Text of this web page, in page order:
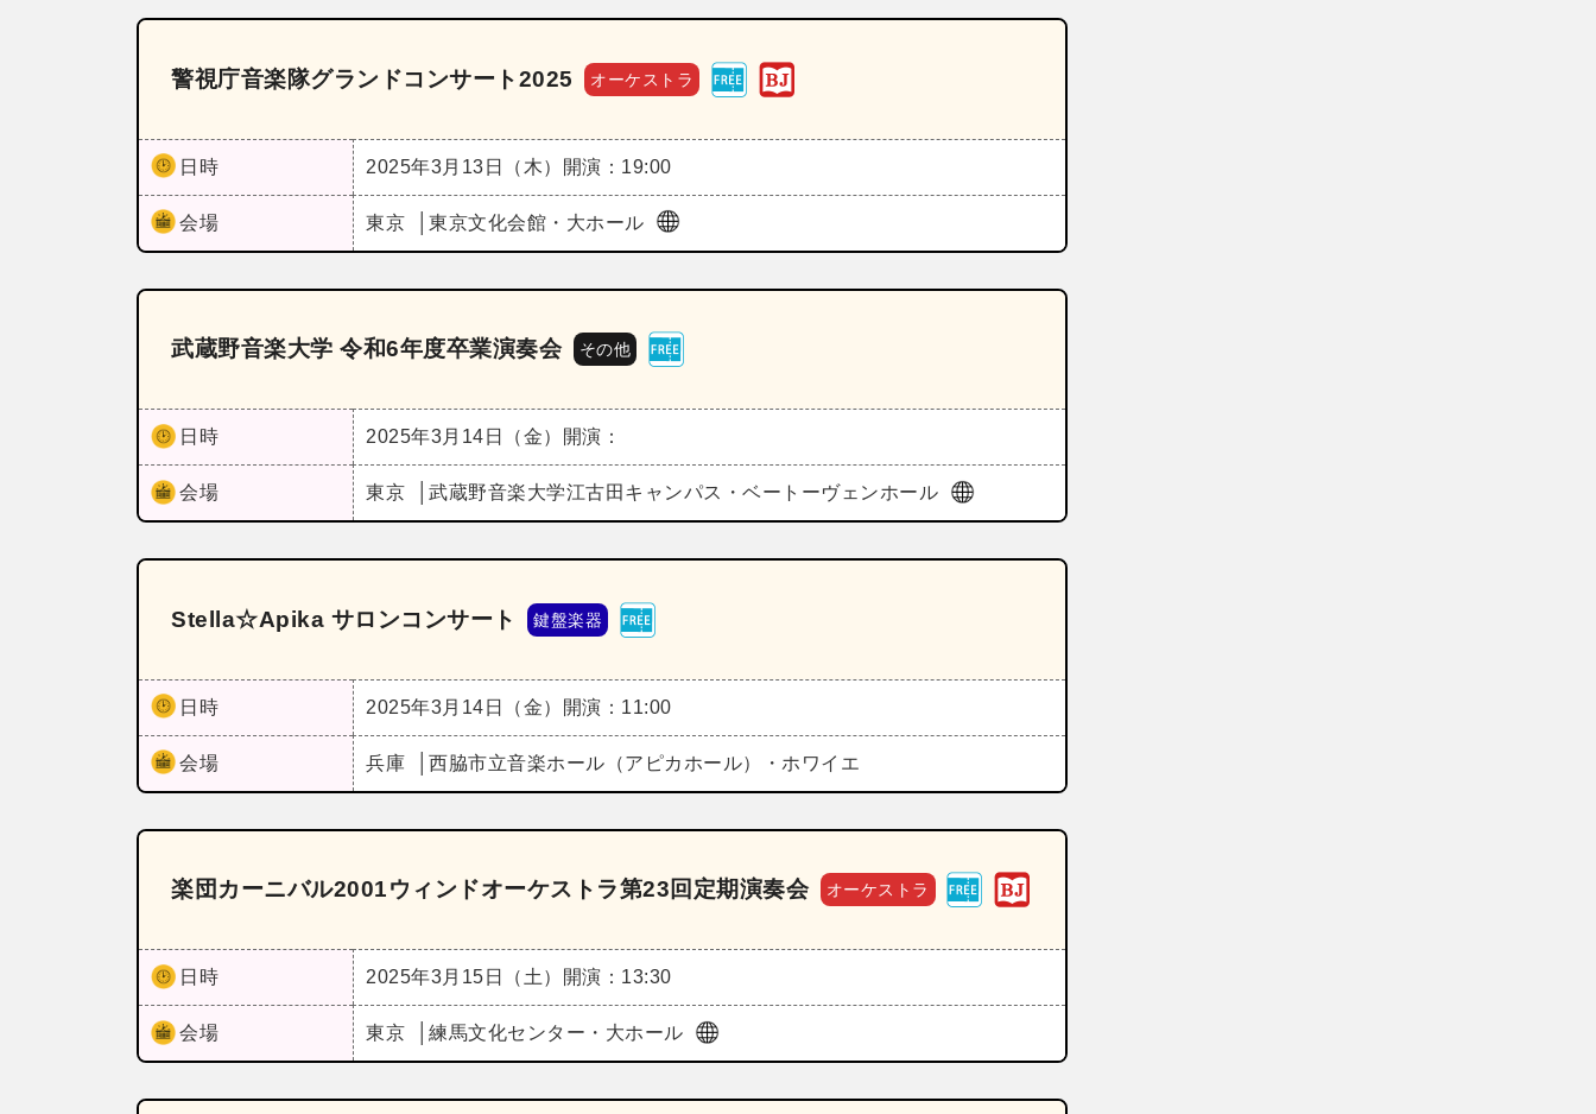
警視庁音楽隊グランドコンサート2025 オーケストラ
日時 2025年3月13日（木） 開演：19:00
会場 東京 東京文化会館・大ホール
武蔵野音楽大学 令和6年度卒業演奏会 その他
日時 2025年3月14日（金） 開演：
会場 東京 武蔵野音楽大学江古田キャンパス・ベートーヴェンホール
Stella☆Apika サロンコンサート 鍵盤楽器
日時 2025年3月14日（金） 開演：11:00
会場 兵庫 西脇市立音楽ホール（アピカホール）・ホワイエ
楽団カーニバル2001ウィンドオーケストラ第23回定期演奏会 オーケストラ
日時 2025年3月15日（土） 開演：13:30
会場 東京 練馬文化センター・大ホール